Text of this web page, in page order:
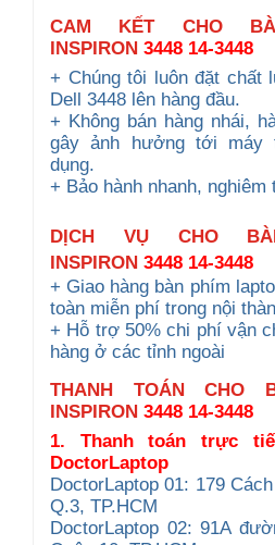
CAM KẾT CHO
INSPIRON 3448 14-3448
+ Chúng tôi luôn đặt chất
Dell 3448 lên hàng đầu.
+ Không bán hàng nhái,
gây ảnh hưởng tới máy
dụng.
+ Bảo hành nhanh, nghiêm
DỊCH VỤ CHO
INSPIRON 3448 14-3448
+ Giao hàng bàn phím
toàn miễn phí trong nội
+ Hỗ trợ 50% chi phí vận
hàng ở các tỉnh ngoài
THANH TOÁN CHO
INSPIRON 3448 14-3448
1. Thanh toán trực
DoctorLaptop
DoctorLaptop 01: 179
Q.3, TP.HCM
DoctorLaptop 02: 91A